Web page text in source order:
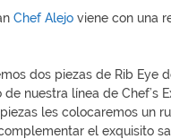
Chef Alejo viene con una
dos piezas de Rib Eye
nuestra línea de Chef’s
les colocaremos un
el exquisito